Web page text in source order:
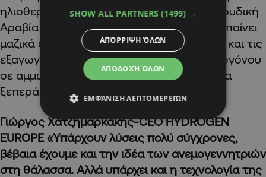
ηλιοθερμικών, όπως για παράδειγμα η Σαουδική
Αραβία η οποία είναι η πρώτη χώρα που μπαίνει
μαζικά σε παραγωγή υδρογόνου με στόχο και τις
εξαγωγές αποθηκευμένης ενέργειας υδρογόνου
σε αμμωνία. Πώς μπορούμε στην Κύπρο να
ξεπεράσουμε αυτό τον περιορισμό;
Γιώργος Χατζημαρκάκης-CEO HYDROGEN
EUROPE «Υπάρχουν λύσεις πολύ σύγχρονες,
βέβαια έχουμε και την ιδέα των ανεμογεννητριών
στη θάλασσα. Αλλά υπάρχει και η τεχνολογία της
SHOW ALL PARTNERS (1499) →
ΑΠΟΔΟΧΉ ΌΛΩΝ
ΑΠΌΡΡΙΨΗ ΌΛΩΝ
ΕΜΦΆΝΙΣΗ ΛΕΠΤΟΜΕΡΕΙΏΝ